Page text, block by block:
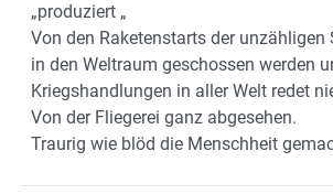
„produziert „
Von den Raketenstarts der unzähligen
in den Weltraum geschossen werden
Kriegshandlungen in aller Welt redet
Von der Fliegerei ganz abgesehen.
Traurig wie blöd die Menschheit